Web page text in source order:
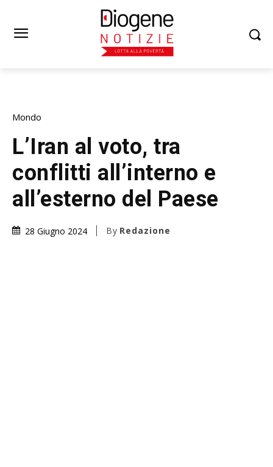
Mondo
L’Iran al voto, tra
conflitti all’interno e
all’esterno del Paese
28 Giugno 2024 By Redazione